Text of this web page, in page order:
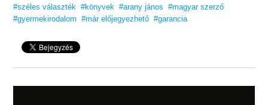
#széles választék
#könyvek #arany jános
#magyar szerző
#gyermekirodalom
#már előjegyezhető #garancia